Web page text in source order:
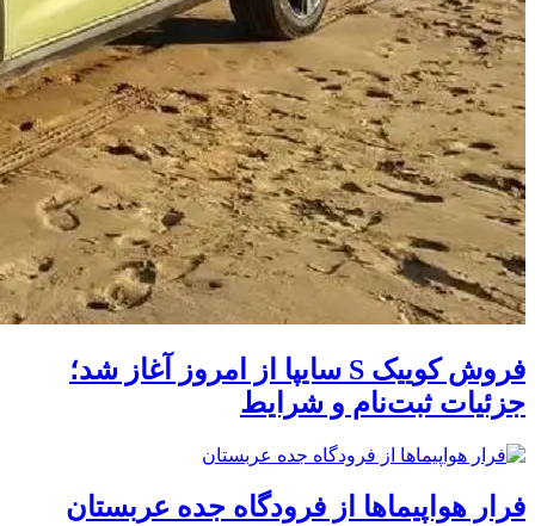
فروش کوییک S سایپا از امروز آغاز شد؛
جزئیات ثبت‌نام و شرایط
فرار هواپیماها از فرودگاه جده عربستان